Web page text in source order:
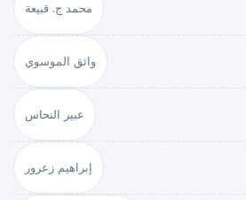
محمد ج. قبيعة
واثق الموسوي
عبير النحاس
إبراهيم زعرور